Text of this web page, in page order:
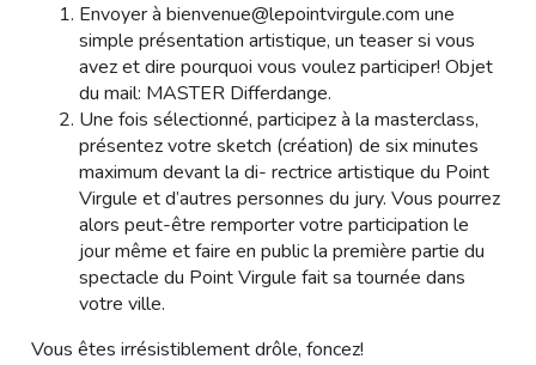
Envoyer àbienvenue@lepointvirgule.comune
simple présentation artistique, un teaser si vous
avez et dire pourquoi vous voulez participer! Objet
du mail: MASTER Differdange.
Une fois sélectionné, participez à la masterclass,
présentez votre sketch (création) de six minutes
maximum devant la di- rectrice artistique du Point
Virgule et d’autres personnes du jury. Vous pourrez
alors peut-être remporter votre participation le
jour même et faire en public la première partie du
spectacle du Point Virgule fait sa tournée dans
votre ville.
Vous êtes irrésistiblement drôle, foncez!